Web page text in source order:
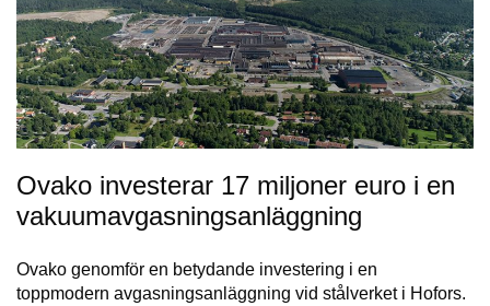
Ovako investerar 17 miljoner euro i en
vakuumavgasningsanläggning
Ovako genomför en betydande investering i en
toppmodern avgasningsanläggning vid stålverket i Hofors.